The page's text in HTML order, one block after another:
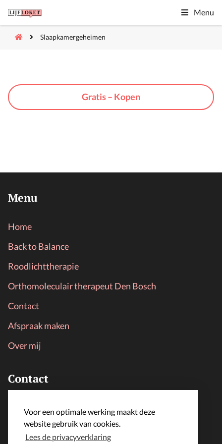
Voor een optimale werking maakt deze
website gebruik van cookies.
Lees de privacyverklaring
Menu
Slaapkamergeheimen
Gratis – Kopen
Menu
Home
Back to Balance
Roodlichttherapie
Orthomoleculair therapeut Den Bosch
Contact
Afspraak maken
Over mij
Contact
LijfLoket
info@lijfloket.nl